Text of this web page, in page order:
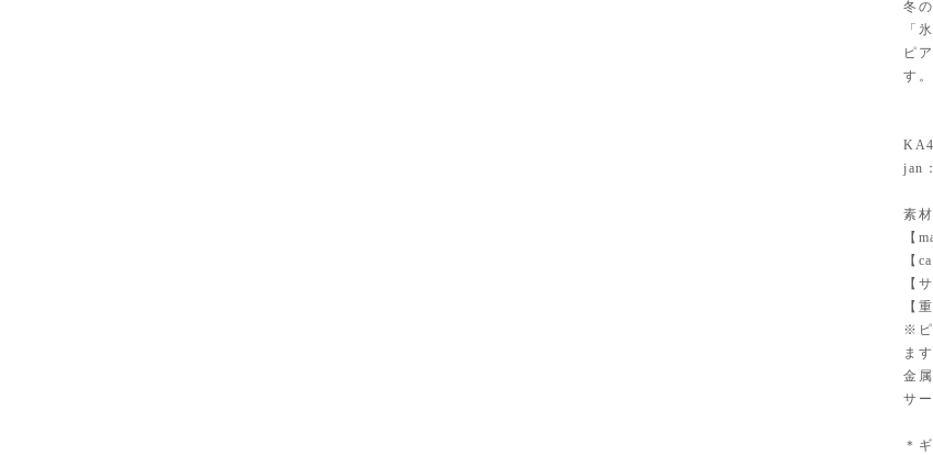
冬
「
ピ
す。
jan
素材
【
【
【
【
※ピ
ます
金
サ
＊